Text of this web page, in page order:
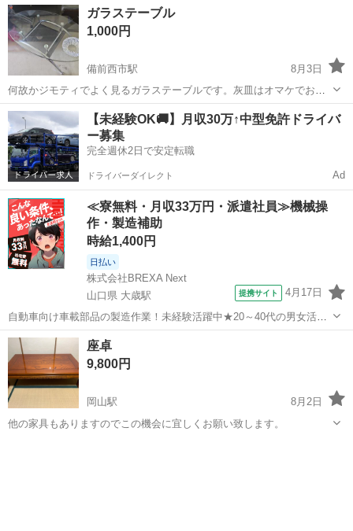
現地でご確認ください ・お値引きは出来かねますのでご了承願います
...
岡山 岡山市
ガラステーブル
1,000円
備前西市駅
8月3日
何故かジモティでよく見るガラステーブルです。灰皿はオマケでお付
けしますので必要ならコメントでお知らせ下さい。 8月4日～8月6日は
メッセージのやり取りは多分対応可能ですが遅れ出ますが引き取りな
どの対面対応は不可です。 本日...
岡山 岡山市 備前西市駅 テーブル ガラス
【未経験OK🚚】月収30万↑中型免許ドライバ
ー募集
完全週休2日で安定転職
ドライバーダイレクト Ad
≪寮無料・月収33万円・派遣社員≫機械操
作・製造補助
時給1,400円
日払い
株式会社BREXA Next
山口県 大歳駅
提携サイト 4月17日
自動車向け車載部品の製造作業！未経験活躍中★20～40代の男女活躍
中！友達同士での応募OK！備品付きワンルーム寮費無料！赴任旅費会
社負担！生活支援物資事前対応可◎格安食堂利用可！年間休日135日
♪《山口県山口市》 人気の工...
山口 山口市 大歳駅
座卓
9,800円
岡山駅
8月2日
他の家具もありますのでこの機会に宜しくお願い致します。